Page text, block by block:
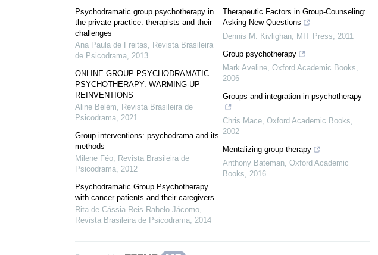
Psychodramatic group psychotherapy in
the private practice: therapists and their
challenges
Ana Paula de Freitas, Revista Brasileira
de Psicodrama, 2013
ONLINE GROUP PSYCHODRAMATIC
PSYCHOTHERAPY: WARMING-UP
REINVENTIONS
Aline Belém, Revista Brasileira de
Psicodrama, 2021
Group interventions: psychodrama and its
methods
Milene Féo, Revista Brasileira de
Psicodrama, 2012
Psychodramatic Group Psychotherapy
with cancer patients and their caregivers
Rita de Cássia Reis Rabelo Jácomo,
Revista Brasileira de Psicodrama, 2014
Therapeutic Factors in Group-Counseling:
Asking New Questions
Dennis M. Kivlighan, MIT Press, 2011
Group psychotherapy
Mark Aveline, Oxford Academic Books,
2006
Groups and integration in psychotherapy
Chris Mace, Oxford Academic Books,
2002
Mentalizing group therapy
Anthony Bateman, Oxford Academic
Books, 2016